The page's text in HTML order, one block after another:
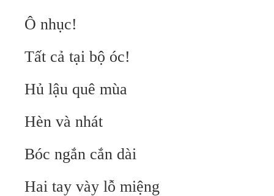
Ô nhục!
Tất cả tại bộ óc!
Hủ lậu quê mùa
Hèn và nhát
Bóc ngắn cắn dài
Hai tay vày lỗ miệng